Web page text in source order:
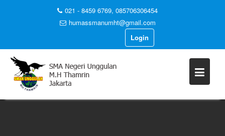
Skip
content
021 - 8459 6769, 085706306454
humassmanumht@gmail.com
Login